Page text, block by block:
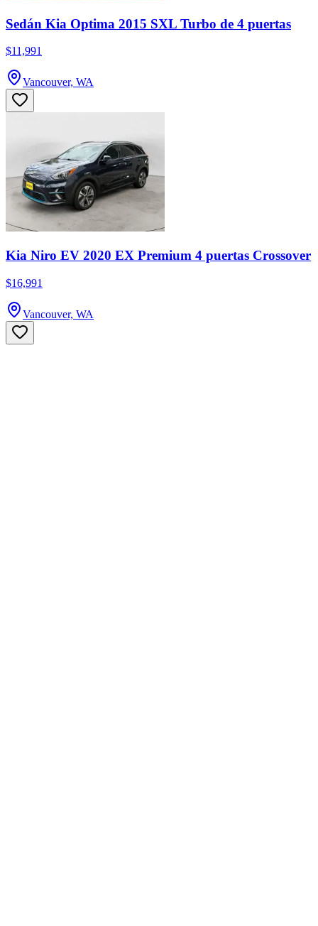
Sedán Kia Optima 2015 SXL Turbo de 4 puertas
$11,991
Vancouver, WA
Kia Niro EV 2020 EX Premium 4 puertas Crossover
$16,991
Vancouver, WA